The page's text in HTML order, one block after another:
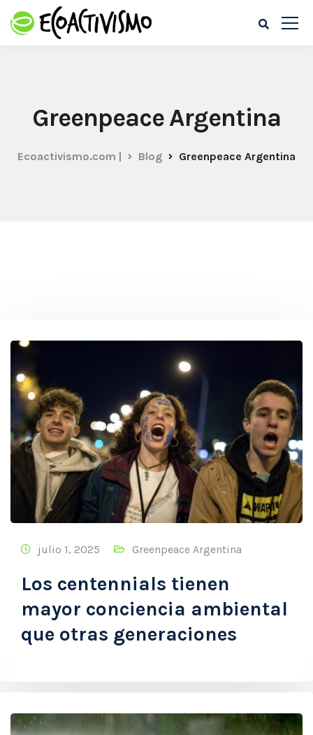
Greenpeace Argentina
Ecoactivismo.com | Blog Greenpeace Argentina
julio 1, 2025 Greenpeace Argentina
Los centennials tienen
mayor conciencia ambiental
que otras generaciones